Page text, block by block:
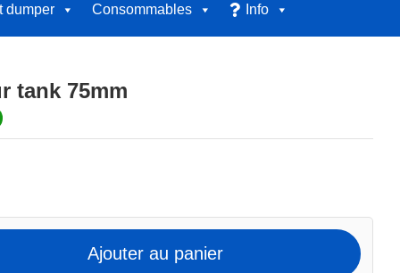
dumper Consommables Info
tank 75mm
Ajouter au panier